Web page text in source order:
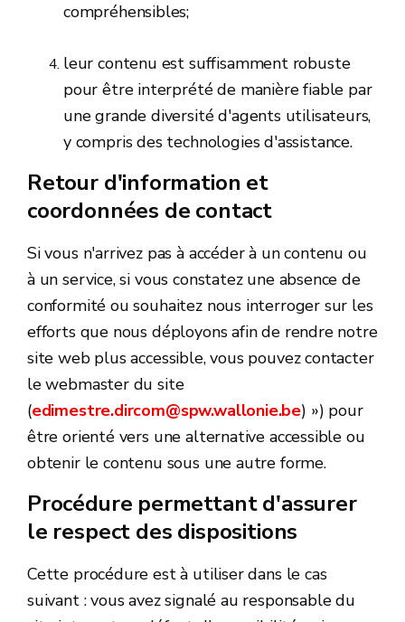
compréhensibles;
leur contenu est suffisamment robuste
pour être interprété de manière fiable par
une grande diversité d'agents utilisateurs,
y compris des technologies d'assistance.
Retour d'information et
coordonnées de contact
Si vous n'arrivez pas à accéder à un contenu ou
à un service, si vous constatez une absence de
conformité ou souhaitez nous interroger sur les
efforts que nous déployons afin de rendre notre
site web plus accessible, vous pouvez contacter
le webmaster du site
(edimestre.dircom@spw.wallonie.be) ») pour
être orienté vers une alternative accessible ou
obtenir le contenu sous une autre forme.
Procédure permettant d'assurer
le respect des dispositions
Cette procédure est à utiliser dans le cas
suivant : vous avez signalé au responsable du